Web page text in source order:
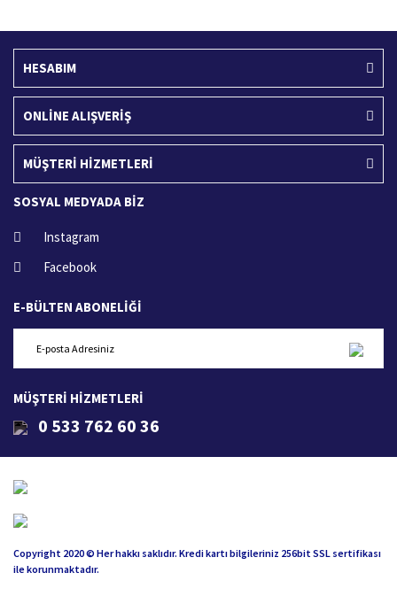
HESABIM
ONLİNE ALIŞVERİŞ
MÜŞTERİ HİZMETLERİ
SOSYAL MEDYADA BİZ
Instagram
Facebook
E-BÜLTEN ABONELİĞİ
MÜŞTERİ HİZMETLERİ
0 533 762 60 36
Copyright 2020 © Her hakkı saklıdır. Kredi kartı bilgileriniz 256bit SSL sertifikası
ile korunmaktadır.